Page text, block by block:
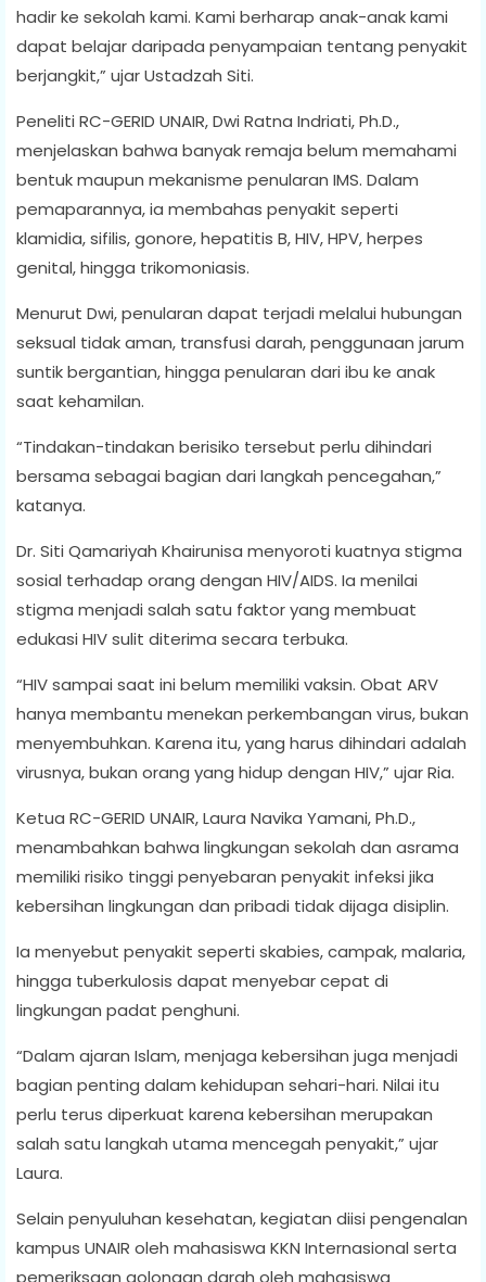
hadir ke sekolah kami. Kami berharap anak-anak kami
dapat belajar daripada penyampaian tentang penyakit
berjangkit,” ujar Ustadzah Siti.
Peneliti RC-GERID UNAIR, Dwi Ratna Indriati, Ph.D.,
menjelaskan bahwa banyak remaja belum memahami
bentuk maupun mekanisme penularan IMS. Dalam
pemaparannya, ia membahas penyakit seperti
klamidia, sifilis, gonore, hepatitis B, HIV, HPV, herpes
genital, hingga trikomoniasis.
Menurut Dwi, penularan dapat terjadi melalui hubungan
seksual tidak aman, transfusi darah, penggunaan jarum
suntik bergantian, hingga penularan dari ibu ke anak
saat kehamilan.
“Tindakan-tindakan berisiko tersebut perlu dihindari
bersama sebagai bagian dari langkah pencegahan,”
katanya.
Dr. Siti Qamariyah Khairunisa menyoroti kuatnya stigma
sosial terhadap orang dengan HIV/AIDS. Ia menilai
stigma menjadi salah satu faktor yang membuat
edukasi HIV sulit diterima secara terbuka.
“HIV sampai saat ini belum memiliki vaksin. Obat ARV
hanya membantu menekan perkembangan virus, bukan
menyembuhkan. Karena itu, yang harus dihindari adalah
virusnya, bukan orang yang hidup dengan HIV,” ujar Ria.
Ketua RC-GERID UNAIR, Laura Navika Yamani, Ph.D.,
menambahkan bahwa lingkungan sekolah dan asrama
memiliki risiko tinggi penyebaran penyakit infeksi jika
kebersihan lingkungan dan pribadi tidak dijaga disiplin.
Ia menyebut penyakit seperti skabies, campak, malaria,
hingga tuberkulosis dapat menyebar cepat di
lingkungan padat penghuni.
“Dalam ajaran Islam, menjaga kebersihan juga menjadi
bagian penting dalam kehidupan sehari-hari. Nilai itu
perlu terus diperkuat karena kebersihan merupakan
salah satu langkah utama mencegah penyakit,” ujar
Laura.
Selain penyuluhan kesehatan, kegiatan diisi pengenalan
kampus UNAIR oleh mahasiswa KKN Internasional serta
pemeriksaan golongan darah oleh mahasiswa